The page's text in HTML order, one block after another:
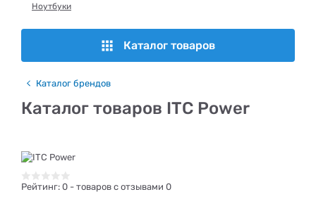
Ноутбуки
Каталог товаров
Каталог брендов
Каталог товаров ITC Power
Рейтинг: 0 - товаров с отзывами 0